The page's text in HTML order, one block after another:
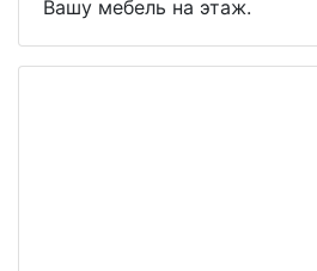
Вашу мебель на этаж.